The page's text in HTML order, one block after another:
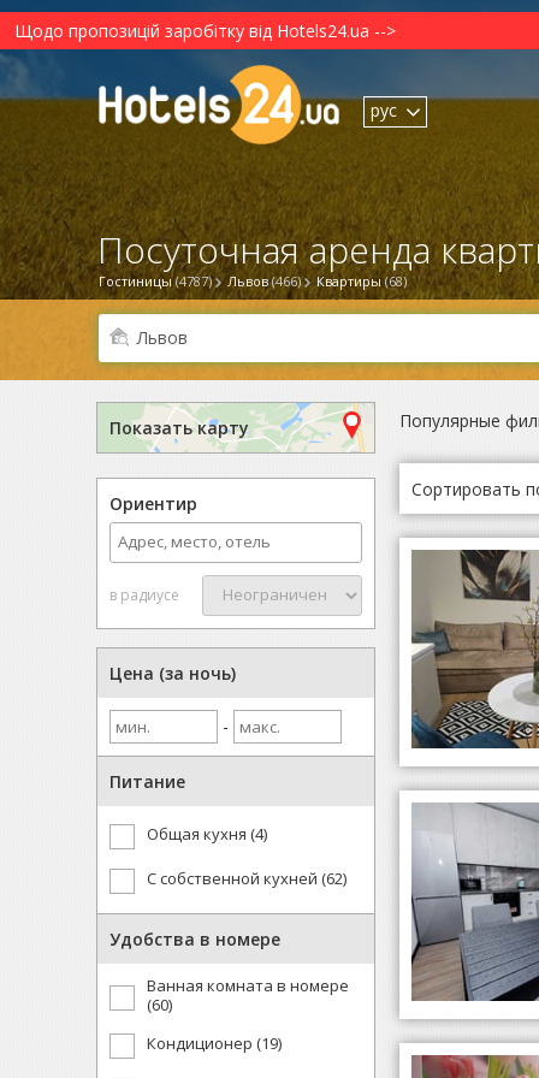
Щодо пропозицій заробітку від Hotels24.ua -->
рус
Гостиницы (4787) Львов (466) Квартиры (68)
Посуточная аренда
Показать карту
Ориентир
в радиусе
Цена (за ночь)
-
Питание
Общая кухня (4)
С собственной кухней (62)
Удобства в номере
Ванная комната в номере
(60)
Кондиционер (19)
Популярные
Сортировать